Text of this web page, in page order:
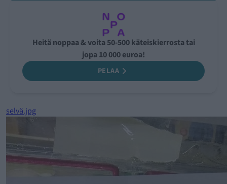
Heitä noppaa & voita 50-500 käteiskierrosta tai
jopa 10 000 euroa!
PELAA
selvä.jpg